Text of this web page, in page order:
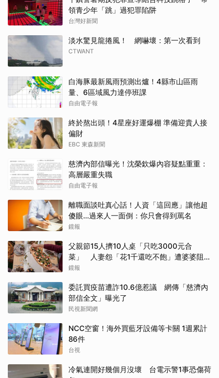
領青少年「跳」過犯罪陷阱
台灣好新聞
淡水驚見龍捲風！ 網嚇壞：第一次看到
CTWANT
白海豚最新風雨預測出爐！4縣市山區雨
量、6區域風力達停班課
自由電子報
終於熬出頭！4星座好運爆棚 準備迎貴人接
偏財
EBC 東森新聞
慈濟內部信曝光！沈榮欽爆內容疑點重重：
高層嚴重失職
自由電子報
離職面談吐真心話！人資「這回應」讓他超
傻眼…過來人一面倒：你只會得到罵名
鏡報
父親節15人擠10人桌「只吃3000元合
菜」 人妻怨「花1千還吃不飽」遭婆婆阻加
菜
鏡報
委託買疫苗遭詐10.6億惹議 網傳「慈濟內
部信全文」曝光了
民視新聞網
NCC空窗！海外買藍牙設備等卡關 1週累計
86件
台視
冷氣連開好幾個月沒壞 台電示警1事恐傷荷